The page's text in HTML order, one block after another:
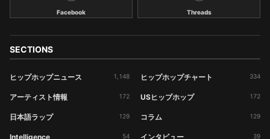
Facebook Threads
SECTIONS
ヒップホップニュース 1,148 ヒップホップチャート 334
アーティスト情報 172 USヒップホップ 172
日本語ラップ 129 コラム 129
Intelligence 54 インタビュー 39